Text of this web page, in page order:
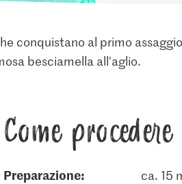
conquistano al primo
besciamella all'aglio.
Come procedere
Preparazione: ca. 15